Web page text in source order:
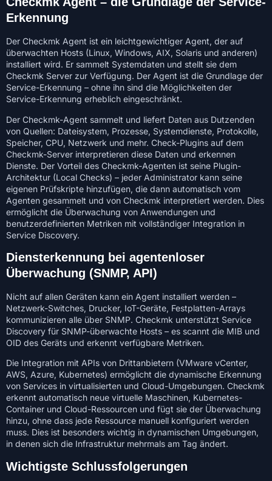
Erkennung
Der Checkmk Agent ist ein leichtgewichtiger Agent, der auf
überwachten Hosts (Linux, Windows, AIX, Solaris und anderen)
installiert wird. Er sammelt Systemdaten und stellt sie dem
Checkmk Server zur Verfügung. Der Agent ist die Grundlage der
Service-Erkennung – ohne ihn sind die Möglichkeiten der
Service-Erkennung erheblich eingeschränkt.
Der Checkmk-Agent sammelt und liefert Daten aus Dutzenden
von Quellen: Dateisystem, Prozesse, Systemdienste, Protokolle,
Speicher, CPU, Netzwerk und mehr. Check-Plugins auf dem
Checkmk-Server interpretieren diese Daten und erkennen
Dienste. Der Vorteil des Checkmk-Agenten ist seine Plugin-
Architektur (Local Checks) – jeder Administrator kann seine
eigenen Prüfskripte hinzufügen, die dann automatisch vom
Agenten gesammelt und von Checkmk interpretiert werden. Dies
ermöglicht die Überwachung von Anwendungen und
benutzerdefinierten Metriken mit vollständiger Integration in
Service Discovery.
Diensterkennung bei agentenloser
Überwachung (SNMP, API)
Nicht auf allen Geräten kann ein Agent installiert werden –
Netzwerk-Switches, Drucker, IoT-Geräte, Festplatten-Arrays
kommunizieren alle über SNMP. Checkmk unterstützt Service
Discovery für SNMP-überwachte Hosts – es scannt die MIB und
OID des Geräts und erkennt verfügbare Metriken.
Die Integration mit APIs von Drittanbietern (VMware vCenter,
AWS, Azure, Kubernetes) ermöglicht die dynamische Erkennung
von Services in virtualisierten und Cloud-Umgebungen. Checkmk
erkennt automatisch neue virtuelle Maschinen, Kubernetes-
Container und Cloud-Ressourcen und fügt sie der Überwachung
hinzu, ohne dass jede Ressource manuell konfiguriert werden
muss. Dies ist besonders wichtig in dynamischen Umgebungen,
in denen sich die Infrastruktur mehrmals am Tag ändert.
Wichtigste Schlussfolgerungen